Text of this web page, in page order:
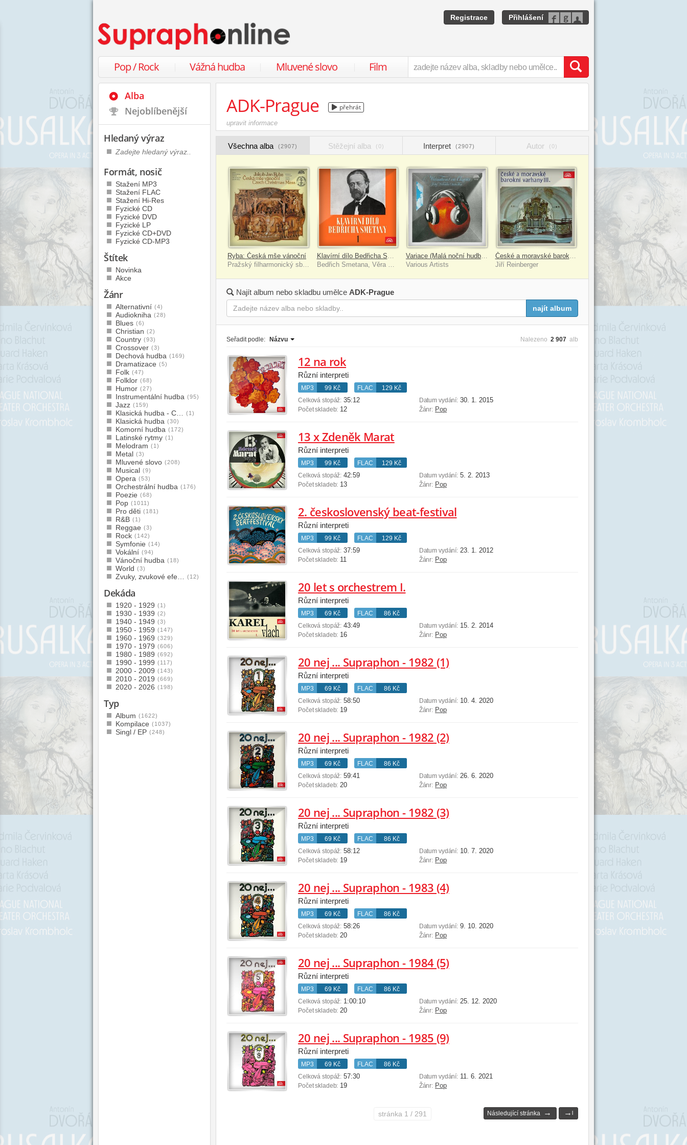
Registrace Přihlášení
Pop / Rock Vážná hudba Mluvené slovo Film
ADK-Prague přehrát
upravit informace
Všechna alba (2907) Stěžejní alba (0) Interpret (2907) Autor (0)
Ryba: Česká mše vánoční
Various Artists
Jiří Reinberger
Najít album nebo skladbu umělce ADK-Prague
najít album
Seřadit podle: Názvu Nalezeno 2 907 alb
12 na rok
Různí interpreti
MP3 99 Kč FLAC
129 Kč
Celková stopáž: 35:12
Počet skladeb: 12
Datum vydání: 30. 1. 2015
Žánr: Pop
13 x Zdeněk Marat
Různí interpreti
MP3 99 Kč FLAC
129 Kč
Celková stopáž: 42:59
Počet skladeb: 13
Datum vydání: 5. 2. 2013
Žánr: Pop
2. československý beat-festival
Různí interpreti
MP3 99 Kč FLAC
129 Kč
Celková stopáž: 37:59
Počet skladeb: 11
Datum vydání: 23. 1. 2012
Žánr: Pop
20 let s orchestrem I.
Různí interpreti
MP3 69 Kč FLAC
86 Kč
Celková stopáž: 43:49
Počet skladeb: 16
Datum vydání: 15. 2. 2014
Žánr: Pop
20 nej ... Supraphon - 1982 (1)
Různí interpreti
MP3 69 Kč FLAC
86 Kč
Celková stopáž: 58:50
Počet skladeb: 19
Datum vydání: 10. 4. 2020
Žánr: Pop
20 nej ... Supraphon - 1982 (2)
Různí interpreti
MP3 69 Kč FLAC
86 Kč
Celková stopáž: 59:41
Počet skladeb: 20
Datum vydání: 26. 6. 2020
Žánr: Pop
20 nej ... Supraphon - 1982 (3)
Různí interpreti
MP3 69 Kč FLAC
86 Kč
Celková stopáž: 58:12
Počet skladeb: 19
Datum vydání: 10. 7. 2020
Žánr: Pop
20 nej ... Supraphon - 1983 (4)
Různí interpreti
MP3 69 Kč FLAC
86 Kč
Celková stopáž: 58:26
Počet skladeb: 20
Datum vydání: 9. 10. 2020
Žánr: Pop
20 nej ... Supraphon - 1984 (5)
Různí interpreti
MP3 69 Kč FLAC
86 Kč
Celková stopáž: 1:00:10
Počet skladeb: 20
Datum vydání: 25. 12. 2020
Žánr: Pop
20 nej ... Supraphon - 1985 (9)
Různí interpreti
MP3 69 Kč FLAC
86 Kč
Celková stopáž: 57:30
Počet skladeb: 19
Datum vydání: 11. 6. 2021
Žánr: Pop
stránka 1 / 291 Následující stránka → →
Alba
Nejoblíbenější
Hledaný výraz
Formát, nosič
Stažení MP3
Stažení FLAC
Stažení Hi-Res
Fyzické CD
Fyzické DVD
Fyzické LP
Fyzické CD+DVD
Fyzické CD-MP3
Štítek
Novinka
Akce
Žánr
Alternativní (4)
Audiokniha (28)
Blues (6)
Christian (2)
Country (93)
Crossover (3)
Dechová hudba (169)
Dramatizace (5)
Folk (47)
Folklor (68)
Humor (27)
Instrumentální hudba (95)
Jazz (159)
Klasická hudba - C… (1)
Klasická hudba (30)
Komorní hudba (172)
Latinské rytmy (1)
Melodram (1)
Metal (3)
Mluvené slovo (208)
Musical (9)
Opera (53)
Orchestrální hudba (176)
Poezie (68)
Pop (1011)
Pro děti (181)
R&B (1)
Reggae (3)
Rock (142)
Symfonie (14)
Vokální (94)
Vánoční hudba (18)
World (3)
Zvuky, zvukové efe… (12)
Dekáda
1920 - 1929 (1)
1930 - 1939 (2)
1940 - 1949 (3)
1950 - 1959 (147)
1960 - 1969 (329)
1970 - 1979 (606)
1980 - 1989 (692)
1990 - 1999 (117)
2000 - 2009 (143)
2010 - 2019 (669)
2020 - 2026 (198)
Typ
Album (1622)
Kompilace (1037)
Singl / EP (248)